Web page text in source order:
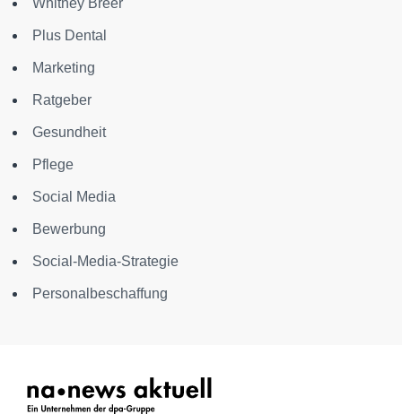
Whitney Breer
Plus Dental
Marketing
Ratgeber
Gesundheit
Pflege
Social Media
Bewerbung
Social-Media-Strategie
Personalbeschaffung